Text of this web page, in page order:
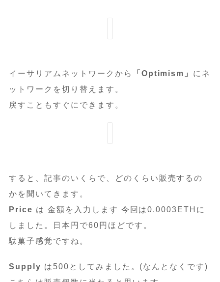
イーサリアムネットワークから 「Optimism」 にネ
ットワークを切り替えます。
戻すこともすぐにできます。
すると、記事のいくらで、どのくらい販売するの
かを聞いてきます。
Price は 金額を入力します 今回は0.0003ETHに
しました。日本円で60円ほどです。
駄菓子感覚ですね。
Supply は500としてみました。(なんとなくです)